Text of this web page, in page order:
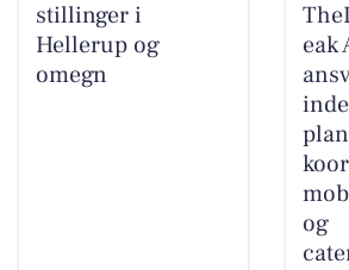
stillinger i
Hellerup og
omegn
eak
og